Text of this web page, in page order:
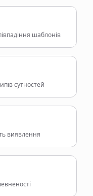
шаблонів
сутностей
виявлення